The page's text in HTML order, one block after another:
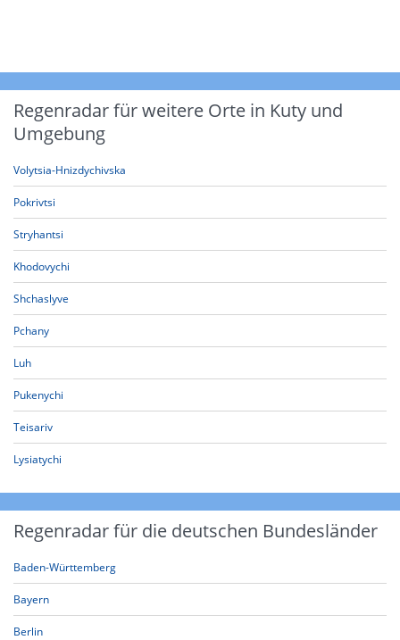
Regenradar für weitere Orte in Kuty und
Umgebung
Volytsia-Hnizdychivska
Pokrivtsi
Stryhantsi
Khodovychi
Shchaslyve
Pchany
Luh
Pukenychi
Teisariv
Lysiatychi
Regenradar für die deutschen Bundesländer
Baden-Württemberg
Bayern
Berlin